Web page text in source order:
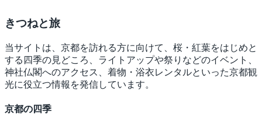
きつねと旅
当サイトは、京都を訪れる方に向けて、桜・紅葉をはじめと
する四季の見どころ、ライトアップや祭りなどのイベント、
神社仏閣へのアクセス、着物・浴衣レンタルといった京都観
光に役立つ情報を発信しています。
京都の四季